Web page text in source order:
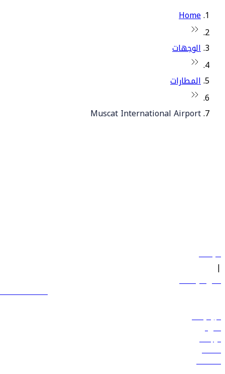
Home
الوجهات
المطارات
Muscat International Airport
سياساتنا
|
الشروط والأحكام
600 544 445
حجز الرحلات
العروض
الوجهات
الأمتعة
المساعدة